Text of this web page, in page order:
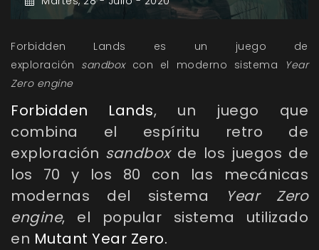
Forbidden Lands es un juego de
exploración sandboxcon el moderno sistema
Year
Zero engine
Forbidden Lands, un juego que
combina el espíritu retro de
exploración sandboxde los juegos de
los 70 y los 80 con las mecánicas
modernas del sistema
Year Zero
engine, el popular sistema utilizado
en Mutant Year Zero.